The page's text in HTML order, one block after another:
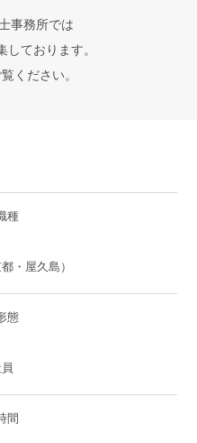
事務所では
ております。
ください。
種
・屋久島）
態
間